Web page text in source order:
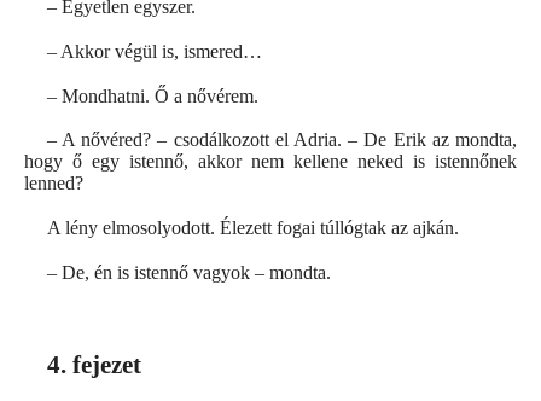
– Egyetlen egyszer.
– Akkor végül is, ismered…
– Mondhatni. Ő a nővérem.
– A nővéred? – csodálkozott el Adria. – De Erik az mondta,
hogy ő egy istennő, akkor nem kellene neked is istennőnek
lenned?
A lény elmosolyodott. Élezett fogai túllógtak az ajkán.
– De, én is istennő vagyok – mondta.
4. fejezet